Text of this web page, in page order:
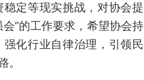
定等现实挑战，对协会提
”的工作要求，希望协会持
化行业自律治理，引领民
。